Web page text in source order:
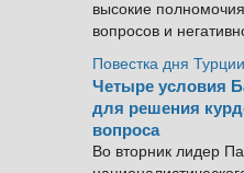
высокие
вопросов и
Повестка дня Турции
Четыре условия
для решения
вопроса
Во вторник лидер